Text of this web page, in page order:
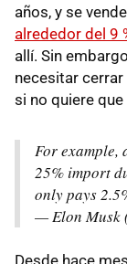
años, y se
alrededor del 9
allí. Sin
necesitar
si no quiere
For example,
25% import
only pays
— Elon Musk
Desde hace